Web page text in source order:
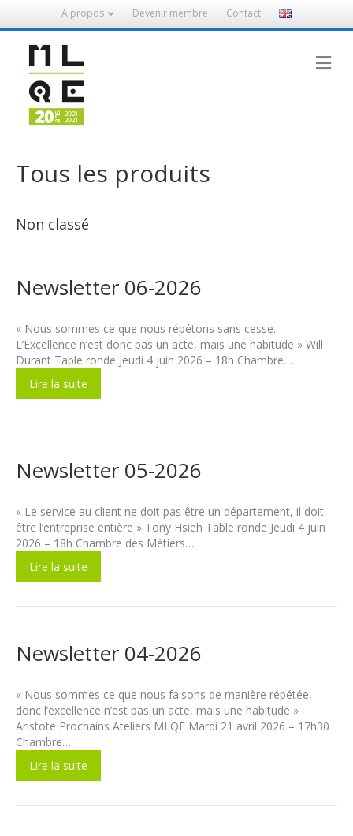
A propos Devenir membre Contact
Tous les produits
Non classé
Newsletter 06-2026
« Nous sommes ce que nous répétons sans cesse.
L’Excellence n’est donc pas un acte, mais une habitude » Will
Durant Table ronde Jeudi 4 juin 2026 – 18h Chambre…
Lire la suite
Newsletter 05-2026
« Le service au client ne doit pas être un département, il doit
être l’entreprise entière » Tony Hsieh Table ronde Jeudi 4 juin
2026 – 18h Chambre des Métiers…
Lire la suite
Newsletter 04-2026
« Nous sommes ce que nous faisons de manière répétée,
donc l’excellence n’est pas un acte, mais une habitude »
Aristote Prochains Ateliers MLQE Mardi 21 avril 2026 – 17h30
Chambre…
Lire la suite